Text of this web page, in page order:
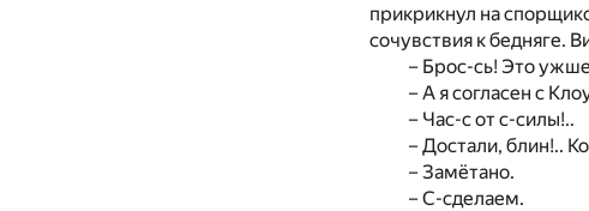
прикрикнул на
сочувствия к бедняге.
– Брос-сь! Это
– А я согласен с
– Час-с от с-силы!..
– Достали, блин!..
– Замётано.
– С-сделаем.